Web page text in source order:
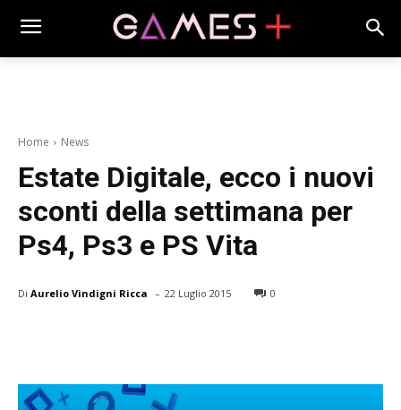
Home News
Estate Digitale, ecco i nuovi
sconti della settimana per
Ps4, Ps3 e PS Vita
Di Aurelio Vindigni Ricca - 22 Luglio 2015 0